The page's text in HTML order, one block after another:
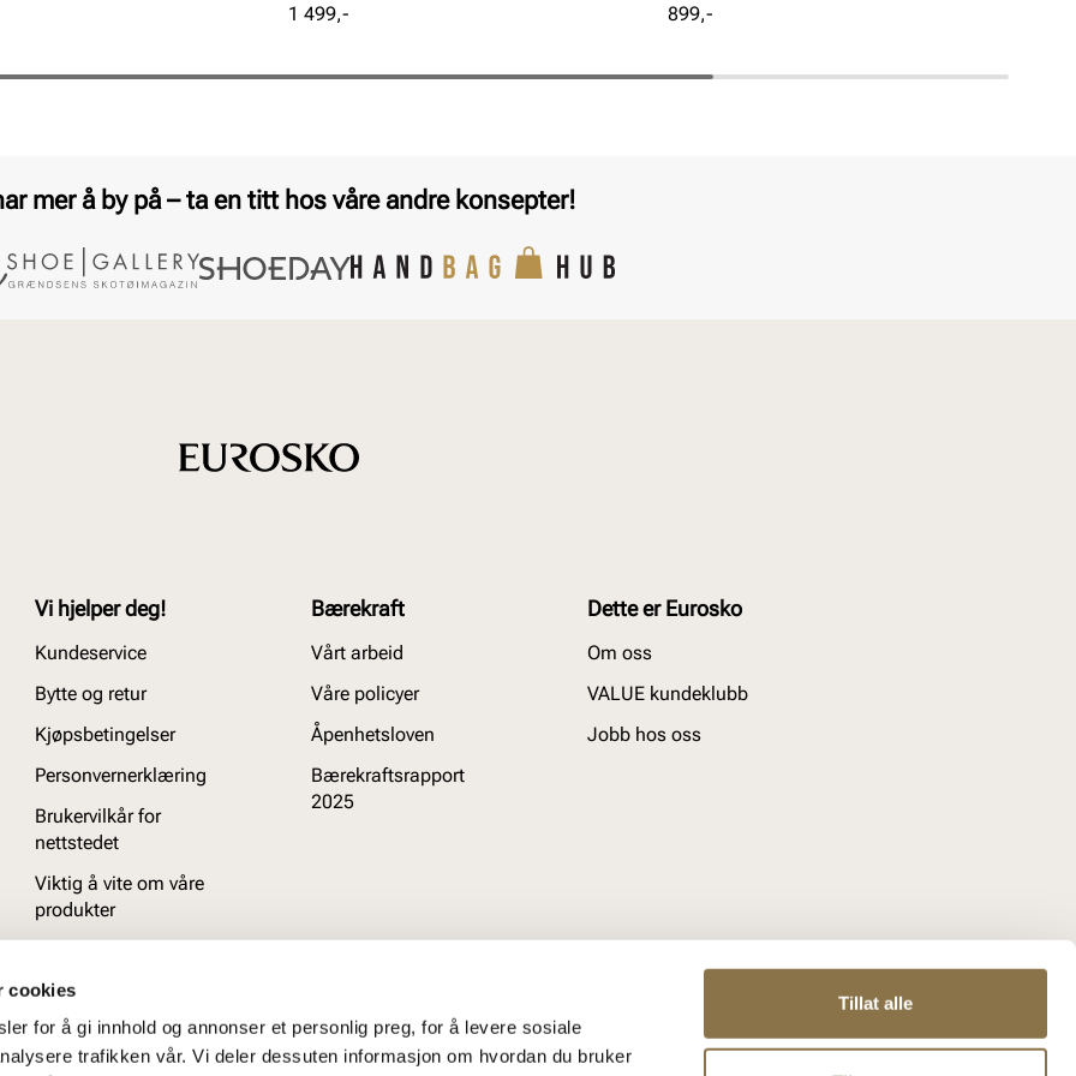
cookies
for å gi innhold og annonser et personlig preg, for å levere sosiale
trafikken vår. Vi deler dessuten informasjon om hvordan du bruker
Tillat alle
Pris
1 499,- Pris
899,-
mer å by på – ta en titt hos våre andre konsepter!
Vi hjelper deg!
Kundeservice
Bytte og retur
Kjøpsbetingelser
Personvernerklæring
Brukervilkår for
nettstedet
Viktig å vite om våre
produkter
Bærekraft
Vårt arbeid
Våre policyer
Åpenhetsloven
Bærekraftsrapport
2025
Dette er Eurosko
Om oss
VALUE kundeklubb
Jobb hos oss